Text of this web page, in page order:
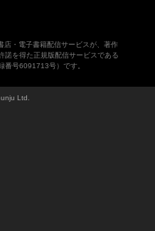
店・電子書籍配信サービスが、著作
諾を得た正規版配信サービスである
番号6091713号）です。
Ltd.